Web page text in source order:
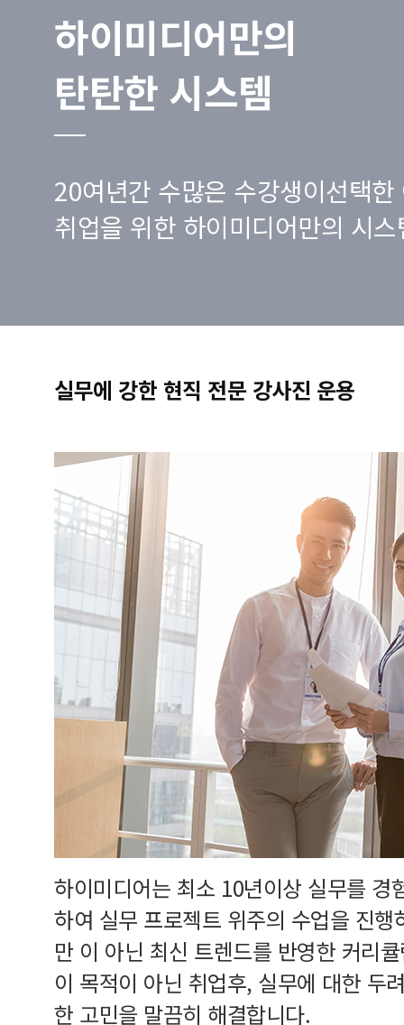
하이미디어만의
탄탄한 시스템
20여년간 수많은 수강생이선택한
취업을 위한 하이미디어만의 시
실무에 강한 현직 전문 강사진 운용
하이미디어는 최소 10년이상 실무를 경
하여 실무 프로젝트 위주의 수업을 진
만 이 아닌 최신 트렌드를 반영한 커리
이 목적이 아닌 취업후, 실무에 대한 두
한 고민을 말끔히 해결합니다.